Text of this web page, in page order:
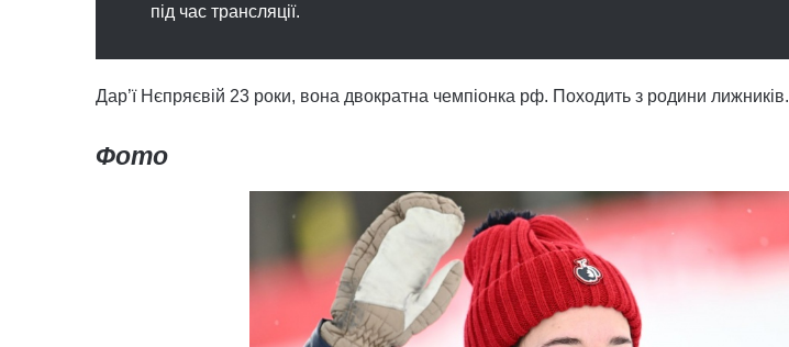
під час трансляції.
Дар’ї Нєпряєвій 23 роки, вона двократна чемпіонка рф. Походить з родини лижників.
Фото